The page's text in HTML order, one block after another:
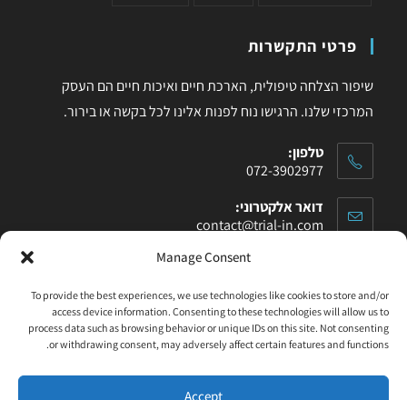
Manage Consent
To provide the best experiences, we use technologies like cookies to store and/or
access device information. Consenting to these technologies will allow us to
process data such as browsing behavior or unique IDs on this site. Not consenting
or withdrawing consent, may adversely affect certain features and functions.
Accept
פרטי התקשרות
שיפור הצלחה טיפולית, הארכת חיים ואיכות חיים הם העסק
המרכזי שלנו. הרגישו נוח לפנות אלינו לכל בקשה או בירור.
טלפון:
072-3902977
דואר אלקטרוני:
contact@trial-in.com
עקבו אחרינו בפייסבוק
Click to accept marketing cookies and enable